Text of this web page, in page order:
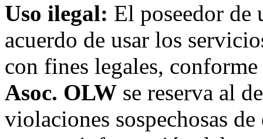
Uso ilegal: El poseedor de
acuerdo de usar los
con fines legales,
Asoc. OLW se reserva al
violaciones sospechosas